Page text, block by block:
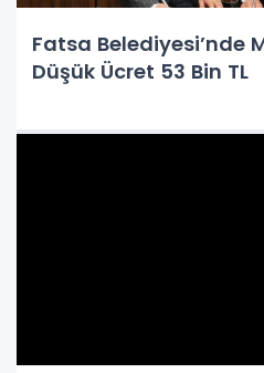
Fatsa Belediyesi’nde
Düşük Ücret 53 Bin TL